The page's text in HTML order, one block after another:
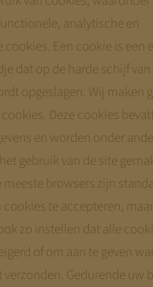
analytische en
Een cookie is een
dat op de harde schijf
opgeslagen. Wij maken
Deze cookies
en worden onder
gebruik van de site
meeste browsers zijn
cookies te accepteren,
zo instellen dat alle
of om aan te geven
Gedurende uw